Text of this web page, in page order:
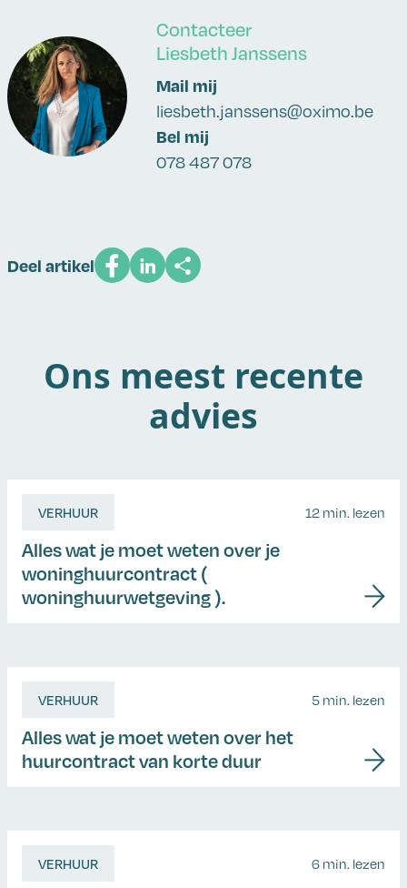
Contacteer
Liesbeth Janssens
Mail mij
liesbeth.janssens@oximo.be
Bel mij
078 487 078
Deel artikel
Ons meest recente
advies
VERHUUR 12 min. lezen
Alles wat je moet weten over je
woninghuurcontract (
woninghuurwetgeving ).
VERHUUR 5 min. lezen
Alles wat je moet weten over het
huurcontract van korte duur
VERHUUR 6 min. lezen